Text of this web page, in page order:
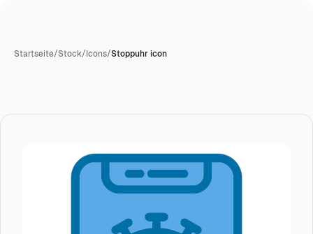
Startseite/Stock/Icons/Stoppuhr icon